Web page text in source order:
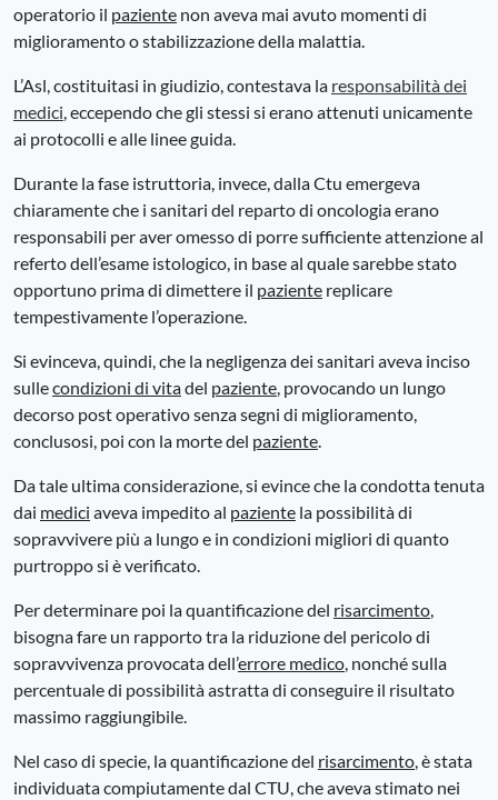
operatorio il paziente non aveva mai avuto momenti di
miglioramento o stabilizzazione della malattia.
L’Asl, costituitasi in giudizio, contestava la responsabilità dei
medici, eccependo che gli stessi si erano attenuti unicamente
ai protocolli e alle linee guida.
Durante la fase istruttoria, invece, dalla Ctu emergeva
chiaramente che i sanitari del reparto di oncologia erano
responsabili per aver omesso di porre sufficiente attenzione al
referto dell’esame istologico, in base al quale sarebbe stato
opportuno prima di dimettere il paziente replicare
tempestivamente l’operazione.
Si evinceva, quindi, che la negligenza dei sanitari aveva inciso
sullecondizioni di vitadel paziente, provocando un lungo
decorso post operativo senza segni di miglioramento,
conclusosi, poi con la morte del paziente.
Da tale ultima considerazione, si evince che la condotta tenuta
dai medici aveva impedito al paziente la possibilità di
sopravvivere più a lungo e in condizioni migliori di quanto
purtroppo si è verificato.
Per determinare poi la quantificazione del risarcimento,
bisogna fare un rapporto tra la riduzione del pericolo di
sopravvivenza provocata dell’errore medico, nonché sulla
percentuale di possibilità astratta di conseguire il risultato
massimo raggiungibile.
Nel caso di specie, la quantificazione del risarcimento, è stata
individuata compiutamente dal CTU, che aveva stimato nei